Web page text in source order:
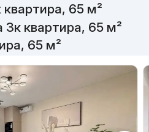
65 м²
квартира, 65 м²
65 м²